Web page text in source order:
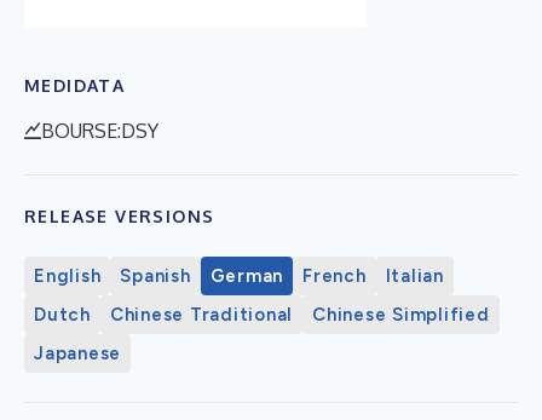
MEDIDATA
BOURSE:DSY
RELEASE VERSIONS
English Spanish German French
Italian
Dutch
Chinese Traditional
Chinese Simplified
Japanese